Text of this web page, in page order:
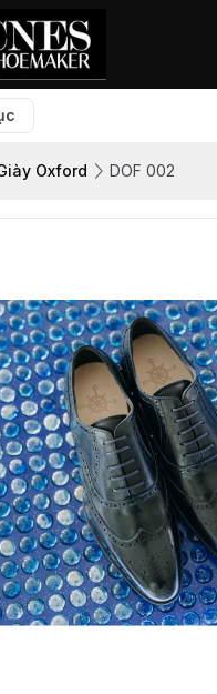
Oxford DOF 002